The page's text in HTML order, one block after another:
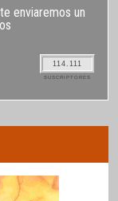
enviaremos un
114.111
SUSCRIPTORES